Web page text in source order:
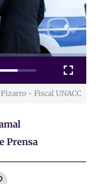
Fullscreen
- Fiscal UNACC
Prensa